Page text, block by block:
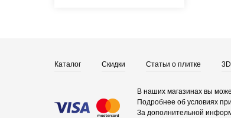
Каталог Скидки Статьи о плитке
В наших магазинах вы
Подробнее об условиях
За дополнительной